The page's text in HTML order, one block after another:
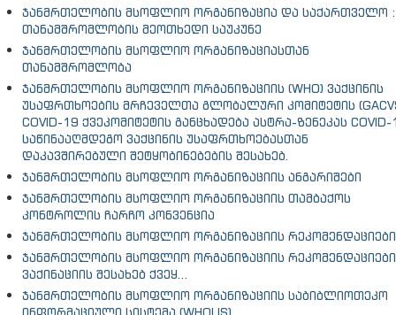
ჯანმრთელობის მსოფლიო ორგანიზაცია და საქართველო :
თანამშრომლობის მეოთხედი საუკუნე
ჯანმრთელობის მსოფლიო ორგანიზაციასთან
თანამშრომლობა
ჯანმრთელობის მსოფლიო ორგანიზაციის (WHO) ვაქცინის
უსაფრთხოების მრჩეველთა გლობალური კომიტეტის
COVID-19 ქვეკომიტეტის განცხადება ასტრა-ზენეკას COVID-
საწინააღმდეგო ვაქცინის უსაფრთხოებასთან
დაკავშირებული შეტყობინებების შესახებ.
ჯანმრთელობის მსოფლიო ორგანიზაციის ანგარიშები
ჯანმრთელობის მსოფლიო ორგანიზაციის თამბაქოს
კონტროლის ჩარჩო კონვენცია
ჯანმრთელობის მსოფლიო ორგანიზაციის რეკომენდაციები
ჯანმრთელობის მსოფლიო ორგანიზაციის რეკომენდაციები
ვაქინაციის შესახებ ქვეყ...
ჯანმრთელობის მსოფლიო ორგანიზაციის საბიბლიოთეკო